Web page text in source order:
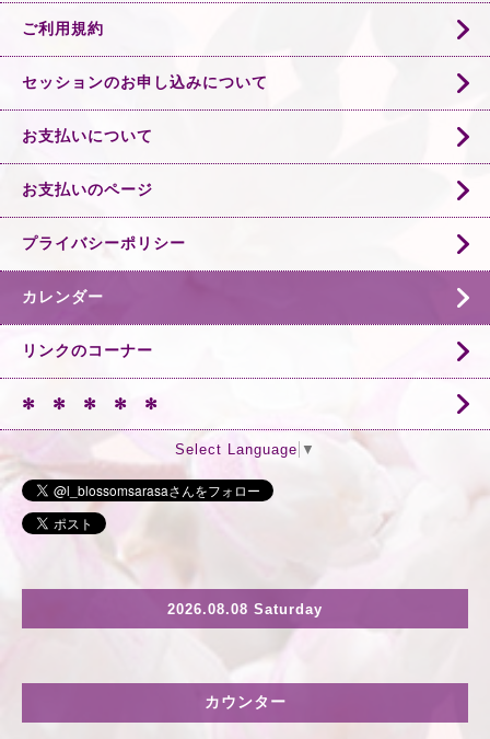
ご利用規約
セッションのお申し込みについて
お支払いについて
お支払いのページ
プライバシーポリシー
カレンダー
リンクのコーナー
✻ ✻ ✻ ✻ ✻
Select Language ▼
2026.08.08 Saturday
カウンター